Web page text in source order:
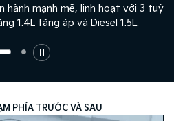
hành mạnh mẽ, linh hoạt với 3 tuỳ
1.4L tăng áp và Diesel 1.5L.
PHÍA TRƯỚC VÀ SAU